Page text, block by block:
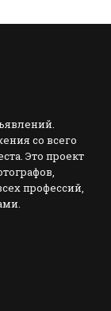
со всего
Это проект
профессий,